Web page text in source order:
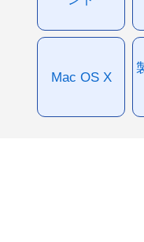
Mac OS X